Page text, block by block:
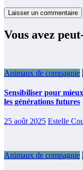
Vous avez
Animaux de compagnie
Sensibiliser pour
les générations futures
25 août 2025 Estelle
Animaux de compagnie